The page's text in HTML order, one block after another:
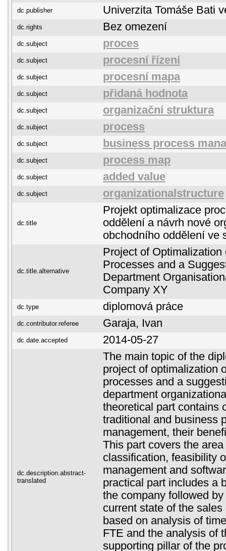
dc.publisher Univerzita Tomáše Bati
dc.rights Bez omezení
dc.subject proces
dc.subject procesní řízení
dc.subject procesní mapa
dc.subject přidaná hodnota
dc.subject organizační struktura
dc.subject process
dc.subject business process
dc.subject process map
dc.subject added value
dc.subject organizationalstructure
dc.title
Projekt optimalizace
oddělení a návrh nové
obchodního oddělení ve
dc.title.alternative
Project of
Processes and a
Department
Company XY
dc.type diplomová práce
dc.contributor.referee Garaja, Ivan
dc.date.accepted 2014-05-27
dc.description.abstract-
translated
The main topic of the
project of optimalization
processes and a
department
theoretical part contains
traditional and business
management, their
This part covers the
classification, feasibility
management and
practical part includes a
the company followed
current state of the
based on analysis of
FTE and the analysis of
supporting pillar of the